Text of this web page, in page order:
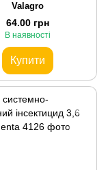
Valagro
64.00 грн
В наявності
Купити